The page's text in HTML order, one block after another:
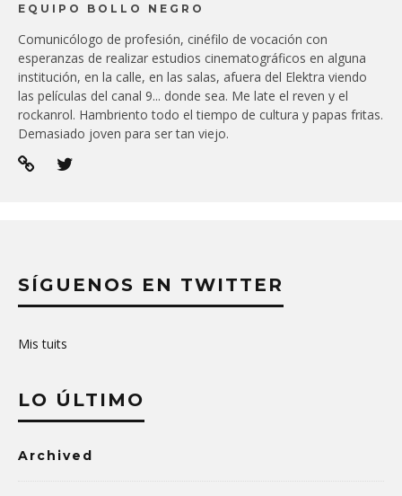
EQUIPO BOLLO NEGRO
Comunicólogo de profesión, cinéfilo de vocación con
esperanzas de realizar estudios cinematográficos en alguna
institución, en la calle, en las salas, afuera del Elektra viendo
las películas del canal 9... donde sea. Me late el reven y el
rockanrol. Hambriento todo el tiempo de cultura y papas fritas.
Demasiado joven para ser tan viejo.
SÍGUENOS EN TWITTER
Mis tuits
LO ÚLTIMO
Archived